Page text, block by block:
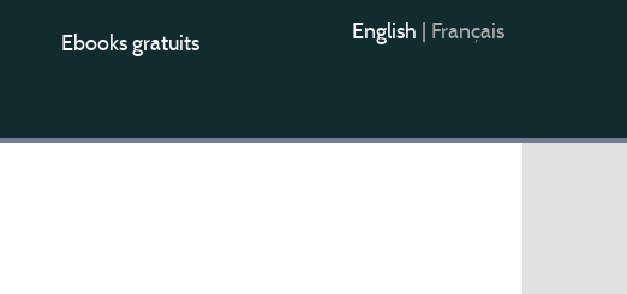
Ebooks gratuits English Français